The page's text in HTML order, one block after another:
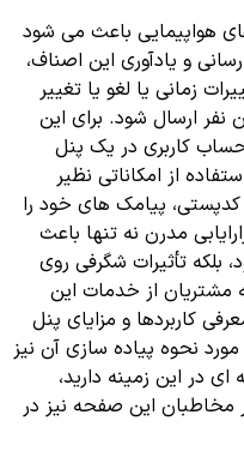
هواپیمایی باعث می شود
و یادآوری این اصناف،
زمانی یا لغو یا تغییر
نفر ارسال شود. برای این
کاربری در یک پنل
از امکاناتی نظیر
کدپستی، پیامک های خود را
مدرن نه تنها باعث
تأثیرات شگرفی روی
مشتریان از خدمات این
کاربردها و مزایای پنل
نحوه پیاده سازی آن نیز
در این زمینه دارید،
مخاطبان این صفحه نیز در